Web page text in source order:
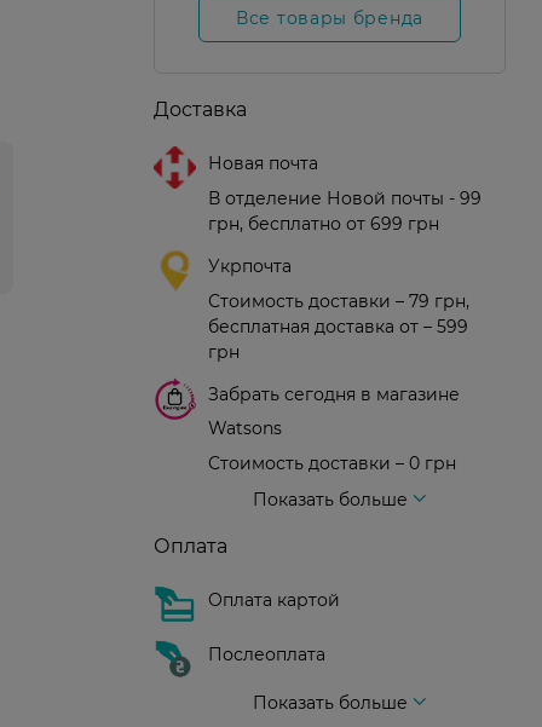
Все товары бренда
Доставка
Новая почта
В отделение Новой почты - 99
грн, бесплатно от 699 грн
Укрпочта
Стоимость доставки – 79 грн,
бесплатная доставка от – 599
грн
Забрать сегодня в магазине
Watsons
Стоимость доставки – 0 грн
Показать больше
Оплата
Оплата картой
Послеоплата
Показать больше